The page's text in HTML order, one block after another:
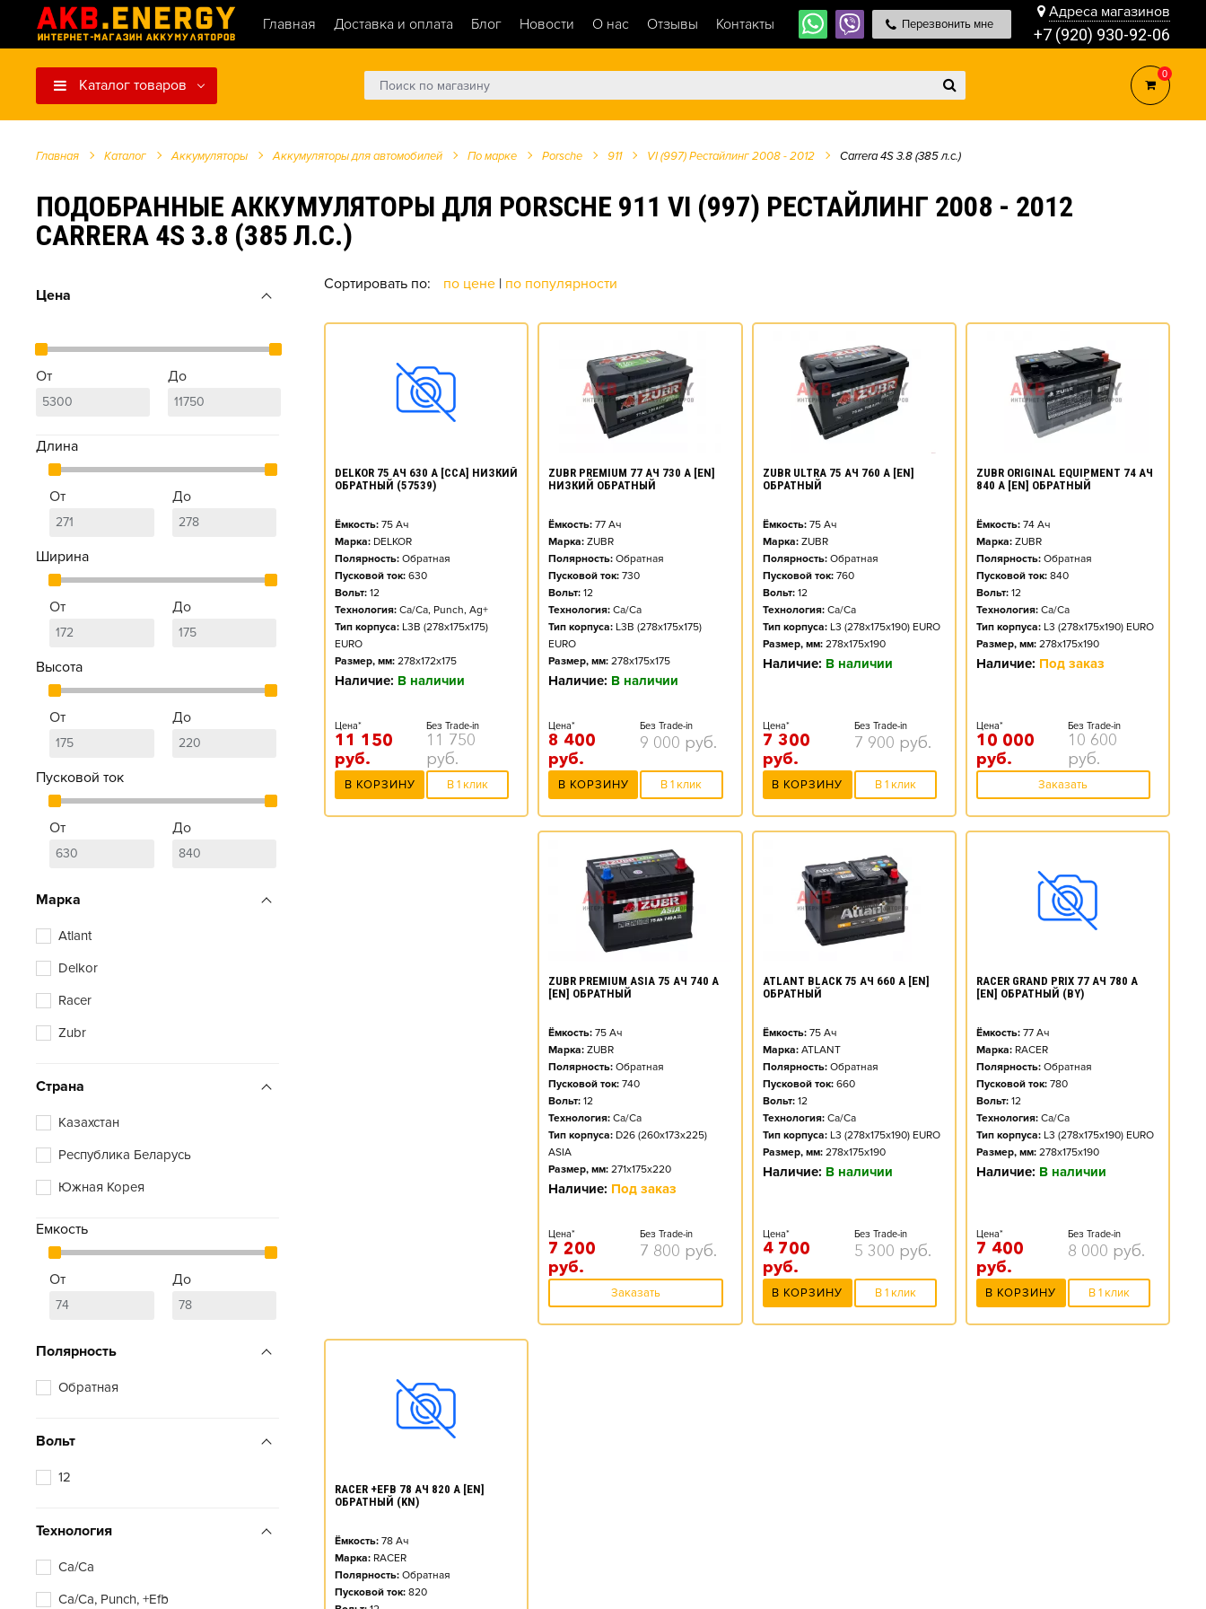
Главная Доставка и оплата Блог Новости О нас Отзывы Контакты Перезвонить мне
Адреса магазинов
+7 (920) 930-92-06
Каталог товаров
0
Главная Каталог Аккумуляторы Аккумуляторы для автомобилей По марке Porsche 911 VI (997) Рестайлинг 2008 - 2012 Carrera 4S 3.8 (385 л.с.)
ПОДОБРАННЫЕ АККУМУЛЯТОРЫ ДЛЯ PORSCHE 911 VI (997) РЕСТАЙЛИНГ 2008 - 2012
CARRERA 4S 3.8 (385 Л.С.)
Цена
От До
Длина
От До
Ширина
От До
Высота
От До
Пусковой ток
От До
Марка
Atlant
Delkor
Racer
Zubr
Страна
Казахстан
Республика Беларусь
Южная Корея
Емкость
От До
Полярность
Обратная
Вольт
12
Технология
Ca/Ca
Ca/Ca, Punch, +Efb
Сортировать по: по цене | по популярности
DELKOR 75 АЧ 630 А [CCA] НИЗКИЙ
ОБРАТНЫЙ (57539)
Ёмкость: 75 Ач
Марка: DELKOR
Полярность: Обратная
Пусковой ток: 630
Вольт: 12
Технология: Ca/Ca, Punch, Ag+
Тип корпуса: L3B (278x175x175)
EURO
Размер, мм: 278x172x175
Наличие: В наличии
Цена*
11 150
руб.
Без Trade-in
11 750
руб.
В КОРЗИНУ В 1 клик
ZUBR PREMIUM 77 АЧ 730 А [EN]
НИЗКИЙ ОБРАТНЫЙ
Ёмкость: 77 Ач
Марка: ZUBR
Полярность: Обратная
Пусковой ток: 730
Вольт: 12
Технология: Ca/Ca
Тип корпуса: L3B (278x175x175)
EURO
Размер, мм: 278x175x175
Наличие: В наличии
Цена*
8 400
руб.
Без Trade-in
9 000 руб.
В КОРЗИНУ В 1 клик
ZUBR ULTRA 75 АЧ 760 А [EN]
ОБРАТНЫЙ
Ёмкость: 75Ач
Марка: ZUBR
Полярность: Обратная
Пусковой ток: 760
Вольт: 12
Технология: Ca/Ca
Тип корпуса: L3 (278x175x190) EURO
Размер, мм: 278x175x190
Наличие: В наличии
Цена*
7 300
руб.
Без Trade-in
7 900 руб.
В КОРЗИНУ В 1 клик
ZUBR ORIGINAL EQUIPMENT 74 АЧ
840 А [EN] ОБРАТНЫЙ
Ёмкость: 74Ач
Марка: ZUBR
Полярность: Обратная
Пусковой ток: 840
Вольт: 12
Технология: Ca/Ca
Тип корпуса: L3 (278x175x190) EURO
Размер, мм: 278x175x190
Наличие: Под заказ
Цена*
10 000
руб.
Без Trade-in
10 600
руб.
Заказать
ZUBR PREMIUM ASIA 75 АЧ 740 А
[EN] ОБРАТНЫЙ
Ёмкость: 75 Ач
Марка: ZUBR
Полярность: Обратная
Пусковой ток: 740
Вольт: 12
Технология: Ca/Ca
Тип корпуса: D26 (260x173x225)
ASIA
Размер, мм: 271x175x220
Наличие: Под заказ
Цена*
7 200
руб.
Без Trade-in
7 800 руб.
Заказать
ATLANT BLACK 75 АЧ 660 А [EN]
ОБРАТНЫЙ
Ёмкость: 75Ач
Марка: ATLANT
Полярность: Обратная
Пусковой ток: 660
Вольт: 12
Технология: Ca/Ca
Тип корпуса: L3 (278x175x190) EURO
Размер, мм: 278x175x190
Наличие: В наличии
Цена*
4 700
руб.
Без Trade-in
5 300 руб.
В КОРЗИНУ В 1 клик
RACER GRAND PRIX 77 АЧ 780 А
[EN] ОБРАТНЫЙ (BY)
Ёмкость: 77Ач
Марка: RACER
Полярность: Обратная
Пусковой ток: 780
Вольт: 12
Технология: Ca/Ca
Тип корпуса: L3 (278x175x190) EURO
Размер, мм: 278x175x190
Наличие: В наличии
Цена*
7 400
руб.
Без Trade-in
8 000 руб.
В КОРЗИНУ В 1 клик
RACER +EFB 78 АЧ 820 А [EN]
ОБРАТНЫЙ (KN)
Ёмкость: 78 Ач
Марка: RACER
Полярность: Обратная
Пусковой ток: 820